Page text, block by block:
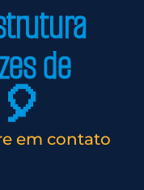
de
em contato